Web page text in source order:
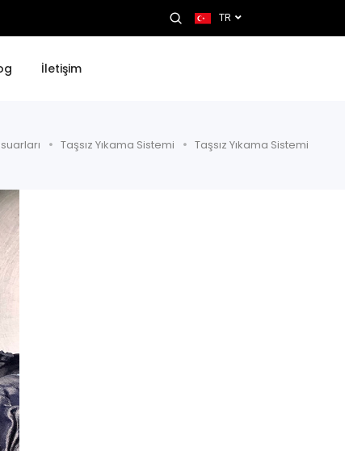
TR
İletişim
Taşsız Yıkama Sistemi Taşsız Yıkama Sistemi